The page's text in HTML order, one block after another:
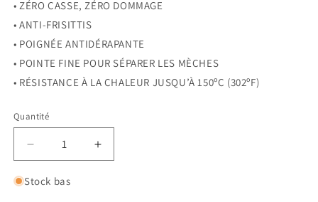
• ZÉRO CASSE, ZÉRO DOMMAGE
• ANTI-FRISITTIS
• POIGNÉE ANTIDÉRAPANTE
• POINTE FINE POUR SÉPARER LES MÈCHES
• RÉSISTANCE À LA CHALEUR JUSQU’À 150ºC (302ºF)
Quantité
Réduire
la
quantité
Augmenter
la
Stock bas